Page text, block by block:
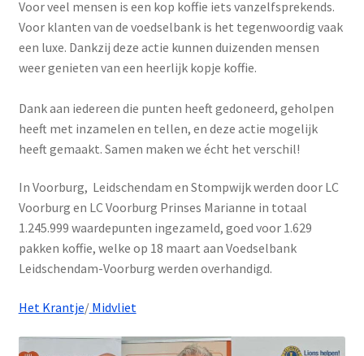
Voor veel mensen is een kop koffie iets vanzelfsprekends.
Voor klanten van de voedselbank is het tegenwoordig vaak
een luxe. Dankzij deze actie kunnen duizenden mensen
weer genieten van een heerlijk kopje koffie.
Dank aan iedereen die punten heeft gedoneerd, geholpen
heeft met inzamelen en tellen, en deze actie mogelijk
heeft gemaakt. Samen maken we écht het verschil!
In Voorburg, Leidschendam en Stompwijk werden door LC
Voorburg en LC Voorburg Prinses Marianne in totaal
1.245.999 waardepunten ingezameld, goed voor 1.629
pakken koffie, welke op 18 maart aan Voedselbank
Leidschendam-Voorburg werden overhandigd.
Het Krantje/Midvliet